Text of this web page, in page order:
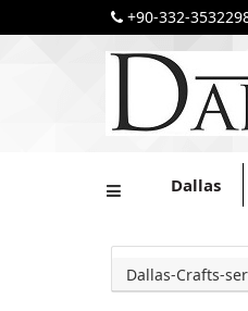
+90-332-
Dallas
Dallas-Crafts-